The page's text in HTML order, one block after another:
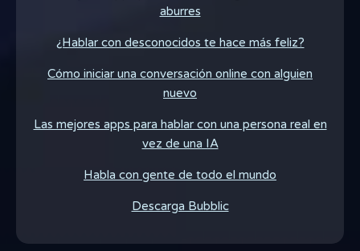
aburres
¿Hablar con desconocidos te hace más feliz?
Cómo iniciar una conversación online con alguien
nuevo
Las mejores apps para hablar con una persona real en
vez de una IA
Habla con gente de todo el mundo
Descarga Bubblic